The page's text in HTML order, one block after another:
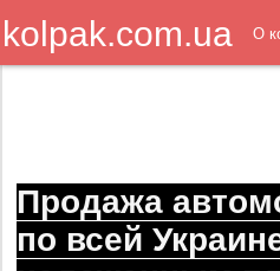
kolpak.com.ua О
Продажа
по всей